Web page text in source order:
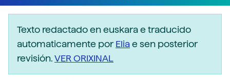
Texto redactado en euskara e traducido
automaticamente porEliae sen posterior
revisión.VER ORIXINAL